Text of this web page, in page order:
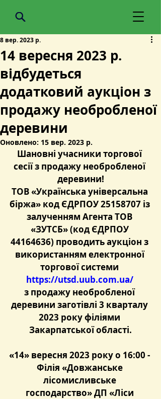
14 вересня 2023 р.
відбудеться
додатковий аукціон з
продажу необробленої
деревини
8 вер. 2023 р.
Оновлено: 15 вер. 2023 р.
Шановні учасники торгової
сесії з продажу необробленої
деревини!
ТОВ «Українська універсальна
біржа» код ЄДРПОУ 25158707 із
залученням Агента ТОВ
«ЗУТСБ» (код ЄДРПОУ
44164636) проводить аукціон з
використанням електронної
торгової системи
https://utsd.uub.com.ua/
з продажу необробленої
деревини заготівлі 3 кварталу
2023 року філіями
Закарпатської області.
«14» вересня 2023 року о 16:00 -
Філія «Довжанське
лісомисливське
господарство» ДП «Ліси